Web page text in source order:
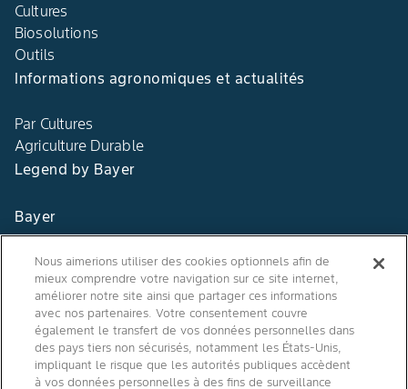
Cultures
Biosolutions
Outils
Informations agronomiques et actualités
Par Cultures
Agriculture Durable
Legend by Bayer
Bayer
Contact
Qui sommes nous ?
Agro Bayer
Nous aimerions utiliser des cookies optionnels afin de
mieux comprendre votre navigation sur ce site internet,
améliorer notre site ainsi que partager ces informations
avec nos partenaires. Votre consentement couvre
également le transfert de vos données personnelles dans
des pays tiers non sécurisés, notamment les États-Unis,
impliquant le risque que les autorités publiques accèdent
à vos données personnelles à des fins de surveillance